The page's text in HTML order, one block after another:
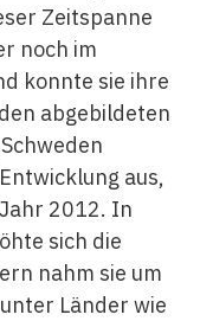
Zeitspanne
noch im
konnte sie ihre
abgebildeten
aus,
2012. In
sich die
nahm sie um
Länder wie